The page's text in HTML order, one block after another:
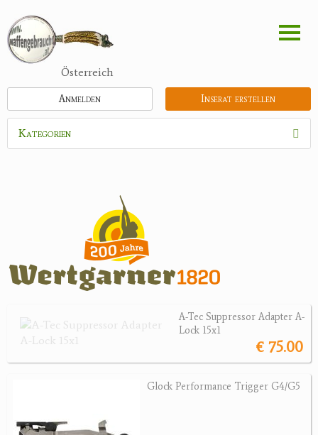
zum
Inhalt
Österreich
Inserat erstellen
Anmelden
Kategorien
Zubehör
Magazine
A-Tec Suppressor Adapter A-
Lock 15x1
€ 75.00
Glock Performance Trigger G4/G5